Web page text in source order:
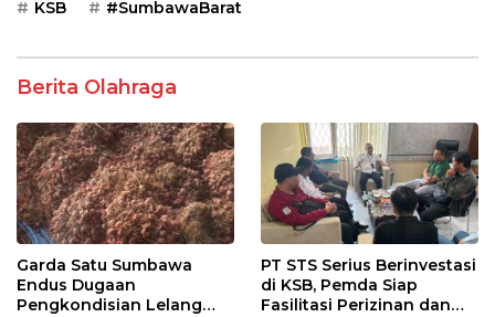
KSB #SumbawaBarat
Berita Olahraga
Garda Satu Sumbawa
Endus Dugaan
Pengkondisian Lelang
PT STS Serius Berinvestasi
di KSB, Pemda Siap
Fasilitasi Perizinan dan